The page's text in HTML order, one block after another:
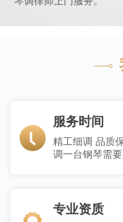
服务时间
精工细调 品质
调一台钢琴需
专业资质